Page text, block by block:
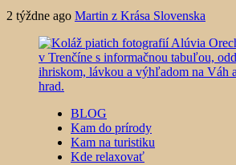
2 týždne ago Martin z Krása Slovenska
BLOG
Kam do prírody
Kam na turistiku
Kde relaxovať